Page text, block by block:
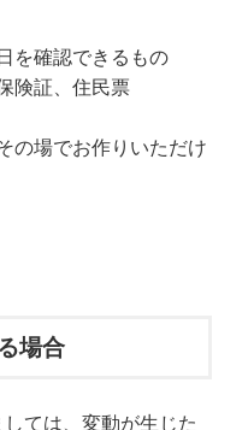
を確認できるもの
険証、住民票
の場でお作りいただけ
場合
ては、変動が生じた